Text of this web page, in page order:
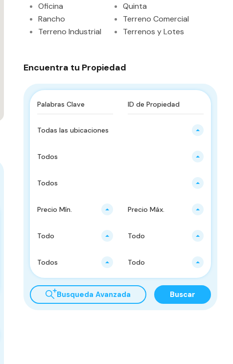
Oficina
Quinta
Rancho
Terreno Comercial
Terreno Industrial
Terrenos y Lotes
Encuentra tu Propiedad
Todas las ubicaciones
Todos
Todos
Precio Mín. Precio Máx.
Todo Todo
Todos Todo
Busqueda Avanzada Buscar